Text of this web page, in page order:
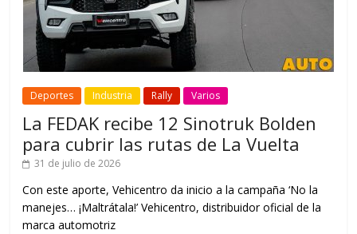
Deportes Industria Rally Varios
La FEDAK recibe 12 Sinotruk Bolden
para cubrir las rutas de La Vuelta
31 de julio de 2026
Con este aporte, Vehicentro da inicio a la campaña ‘No la
manejes… ¡Maltrátala!’ Vehicentro, distribuidor oficial de la
marca automotriz